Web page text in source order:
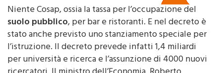
Niente Cosap, ossia la tassa per l’occupazione del
suolo pubblico, per bar e ristoranti. E nel decreto è
stato anche previsto uno stanziamento speciale per
l’istruzione. Il decreto prevede infatti 1,4 miliardi
per università e ricerca e l’assunzione di 4000 nuovi